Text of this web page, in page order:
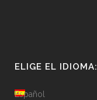
ELIGE EL IDIOMA:
Español